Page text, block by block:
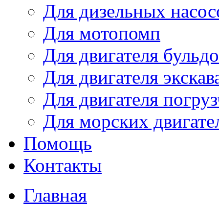
Для дизельных
Для мотопомп
Для двигателя
Для двигателя
Для двигателя
Для морских
Помощь
Контакты
Главная